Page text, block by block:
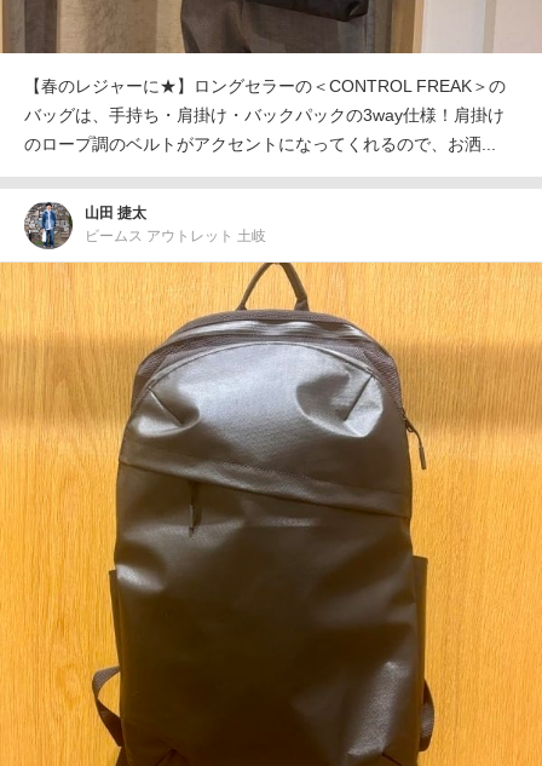
【春のレジャーに★】ロングセラーの＜CONTROL FREAK＞の
バッグは、手持ち・肩掛け・バックパックの3way仕様！肩掛け
のロープ調のベルトがアクセントになってくれるので、お洒...
山田 捷太
ビームス アウトレット 土岐